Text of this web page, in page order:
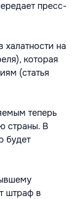
пресс-
на
которая
(статья
теперь
страны. В
будет
штраф в